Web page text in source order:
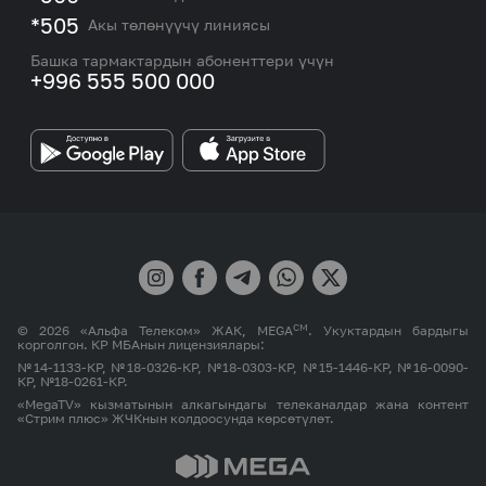
Номерди тандоо
Корпоративдик жана VIP кардарлар менен иштөө
боюнча бөлүмдүн кызматкерлеринин байланыш
маалыматтары.
Тармакты камтуу картасы жана тейлөө борборлору
MEGAда иште
MEGA бренди
*505 Акы төлөнүүчү линиясы
Башка тармактардын абоненттери үчүн
+996 555 500 000
© 2026 «Альфа Телеком» ЖАК, MEGAСМ. Укуктардын бардыгы
корголгон. КР МБАнын лицензиялары:
№14-1133-КР, №18-0326-КР, №18-0303-КР, №15-1446-КР, №16-0090-
КР, №18-0261-КР.
«MegaTV» кызматынын алкагындагы телеканалдар жана контент
«Стрим плюс» ЖЧКнын колдоосунда көрсөтүлөт.